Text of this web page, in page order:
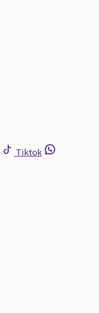
Tiktok